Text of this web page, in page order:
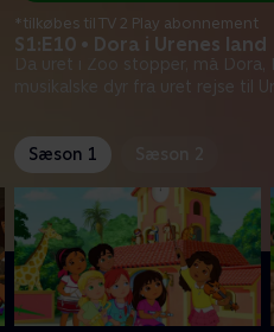
S1:E10 • Dora i Urenes land
Da uret i Zoo stopper, må Dora,
musikalske dyr fra uret rejse til
*tilkøbes til TV 2 Play abonnement
Sæson 1